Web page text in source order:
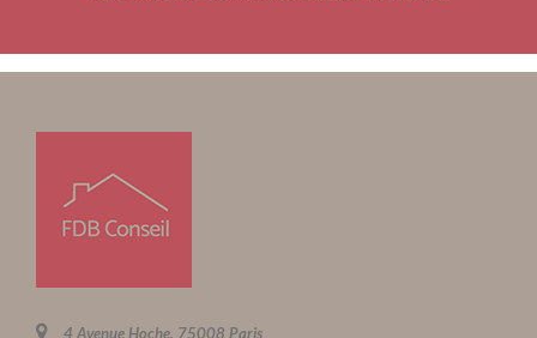
4 Avenue Hoche, 75008 Paris